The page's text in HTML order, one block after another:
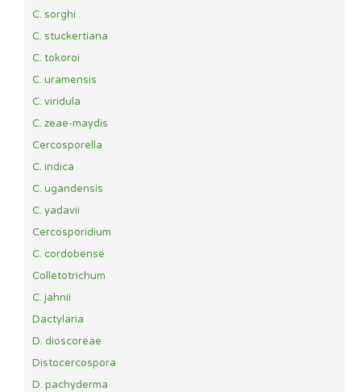
C. sorghi
C. stuckertiana
C. tokoroi
C. uramensis
C. viridula
C. zeae-maydis
Cercosporella
C. indica
C. ugandensis
C. yadavii
Cercosporidium
C. cordobense
Colletotrichum
C. jahnii
Dactylaria
D. dioscoreae
Distocercospora
D. pachyderma